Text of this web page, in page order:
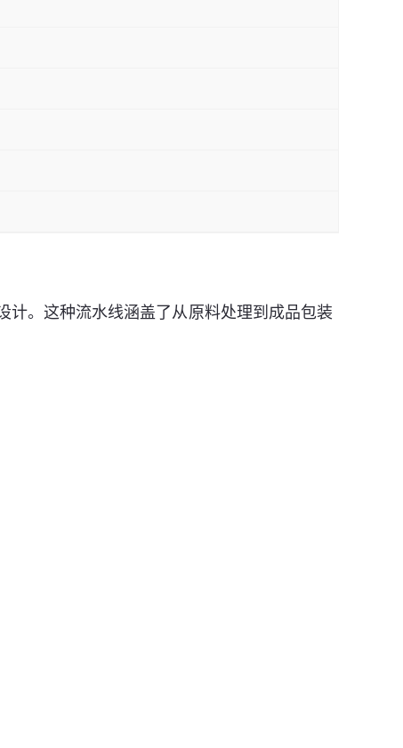
。这种流水线涵盖了从原料处理到成品包装